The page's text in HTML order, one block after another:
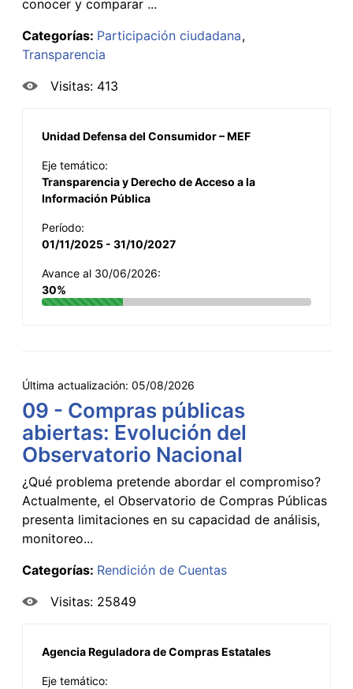
conocer y comparar ...
Categorías: Participación ciudadana
Transparencia
Visitas: 413
Unidad Defensa del Consumidor – MEF
Eje temático:
Transparencia y Derecho de Acceso a la
Información Pública
Período:
01/11/2025 - 31/10/2027
Avance al 30/06/2026:
30%
Última actualización: 05/08/2026
09 - Compras públicas
abiertas: Evolución del
Observatorio Nacional
¿Qué problema pretende abordar el compromiso?
Actualmente, el Observatorio de Compras Públicas
presenta limitaciones en su capacidad de análisis,
monitoreo...
Categorías: Rendición de Cuentas
Visitas: 25849
Agencia Reguladora de Compras Estatales
Eje temático: